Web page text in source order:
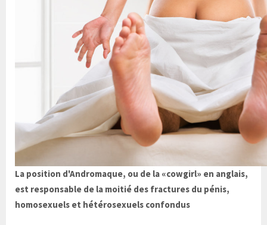
La position d'Andromaque, ou de la «cowgirl» en anglais,
est responsable de la moitié des fractures du pénis,
homosexuels et hétérosexuels confondus